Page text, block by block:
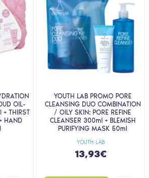
OIL-
+ THIRST
HAND
YOUTH LAB
YOUTH LAB PROMO PORE
CLEANSING DUO COMBINATION
/ OILY SKIN: PORE REFINE
CLEANSER 300ml + BLEMISH
PURIFYING MASK 50ml
13,93€